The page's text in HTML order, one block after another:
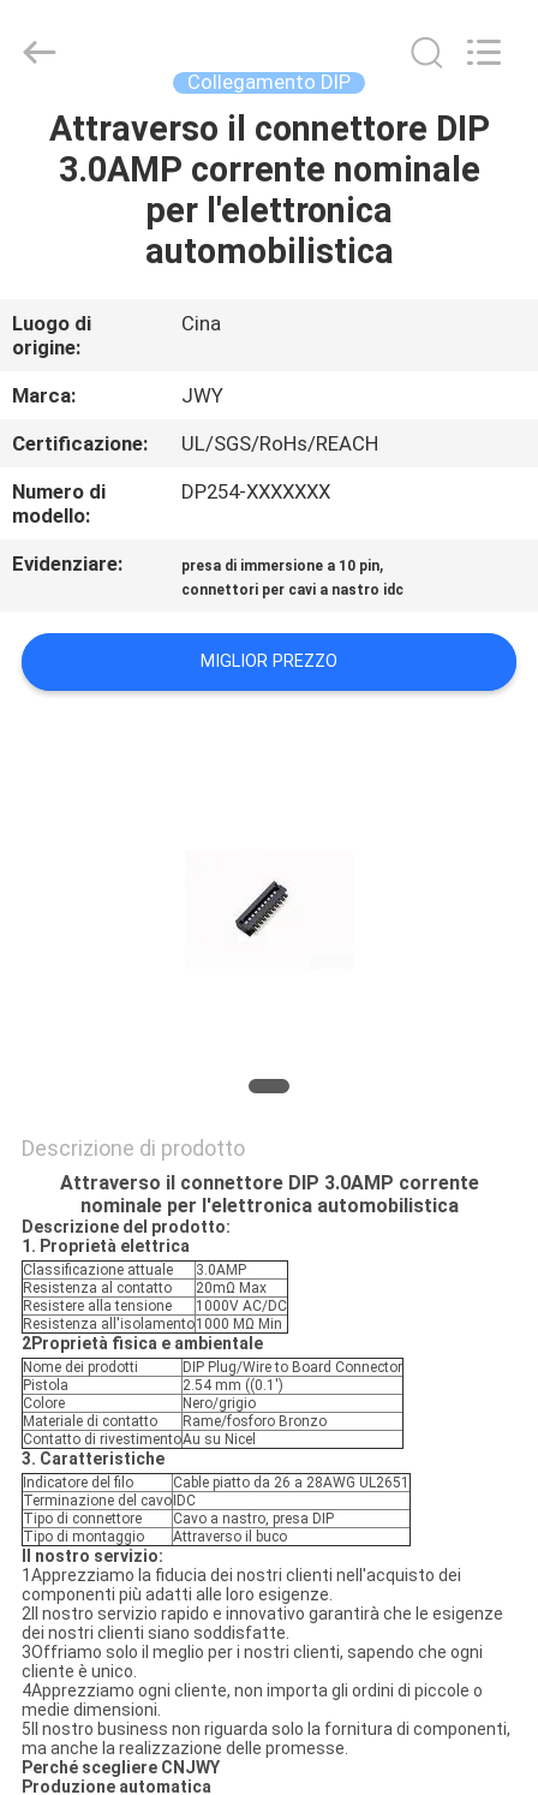
CASA
PRODOTTI
NOI
GIRO
DELLA
FABBRICA
CONTROLLO
QUALITÀ
SITO
PRIVACY
POLICY
Electronic
Collegamento DIP
Attraverso il connettore DIP
3.0AMP corrente nominale
per l'elettronica
automobilistica
Luogo di
origine:
Cina
Marca:
JWY
Certificazione:
UL/SGS/RoHs/REACH
Numero di
modello:
DP254-XXXXXXX
Evidenziare: presa di immersione a 10 pin,
connettori per cavi a nastro idc
MIGLIOR PREZZO
Descrizione di prodotto
Attraverso il connettore DIP 3.0AMP corrente
nominale per l'elettronica automobilistica
Descrizione del prodotto:
1. Proprietà elettrica
Classificazione attuale
3.0AMP
Resistenza al contatto
20mΩ Max
Resistere alla tensione
1000V AC/DC
Resistenza all'isolamento1000 MΩ Min
2Proprietà fisica e ambientale
Nome dei prodotti
DIP Plug/Wire to Board Connector
Pistola
2.54 mm ((0.1')
Colore
Nero/grigio
Materiale di contatto
Rame/fosforo Bronzo
Contatto di rivestimentoAu su Nicel
3. Caratteristiche
Indicatore del filo
Cable piatto da 26 a 28AWG UL2651
Terminazione del cavo IDC
Tipo di connettore
Cavo a nastro, presa DIP
Tipo di montaggio
Attraverso il buco
Il nostro servizio:
1Apprezziamo la fiducia dei nostri clienti nell'acquisto dei
componenti più adatti alle loro esigenze.
2Il nostro servizio rapido e innovativo garantirà che le esigenze
dei nostri clienti siano soddisfatte.
3Offriamo solo il meglio per i nostri clienti, sapendo che ogni
cliente è unico.
4Apprezziamo ogni cliente, non importa gli ordini di piccole o
medie dimensioni.
5Il nostro business non riguarda solo la fornitura di componenti,
ma anche la realizzazione delle promesse.
Perché scegliere CNJWY
Produzione automatica